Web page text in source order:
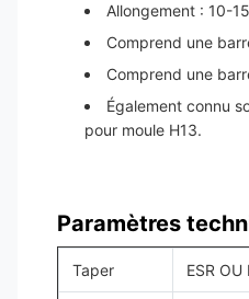
Allongement : 10-
Comprend une
Comprend une
Également connu
pour moule H13.
Paramètres
Taper ESR OU